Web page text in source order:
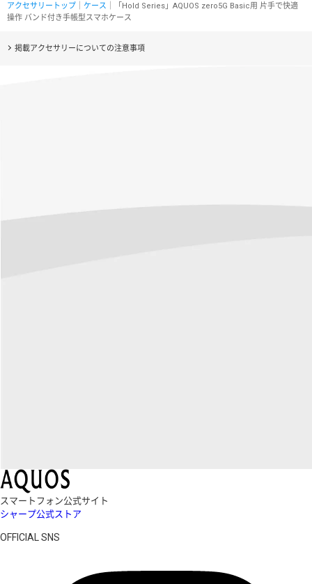
アクセサリートップ ケース ｜「Hold Series」AQUOS zero5G Basic用 片手で快適
操作 バンド付き手帳型スマホケース
掲載アクセサリーについての注意事項
スマートフォン公式サイト
シャープ公式ストア
OFFICIAL SNS